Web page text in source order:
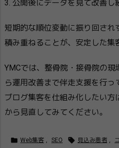
3. 公開後にデータを見て改善し
短期的な順位変動に振り回され
積み重ねることが、安定した集
YMCでは、整骨院・接骨院の
ら運用改善まで伴走支援を行っ
ブログ集客を仕組み化したい方
から見直してみてください。
 Web集客 , SEO  見込み患者 ,